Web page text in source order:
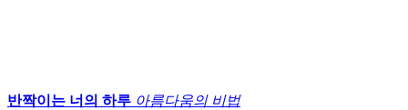
반짝이는 너의 하루 아름다움의 비법